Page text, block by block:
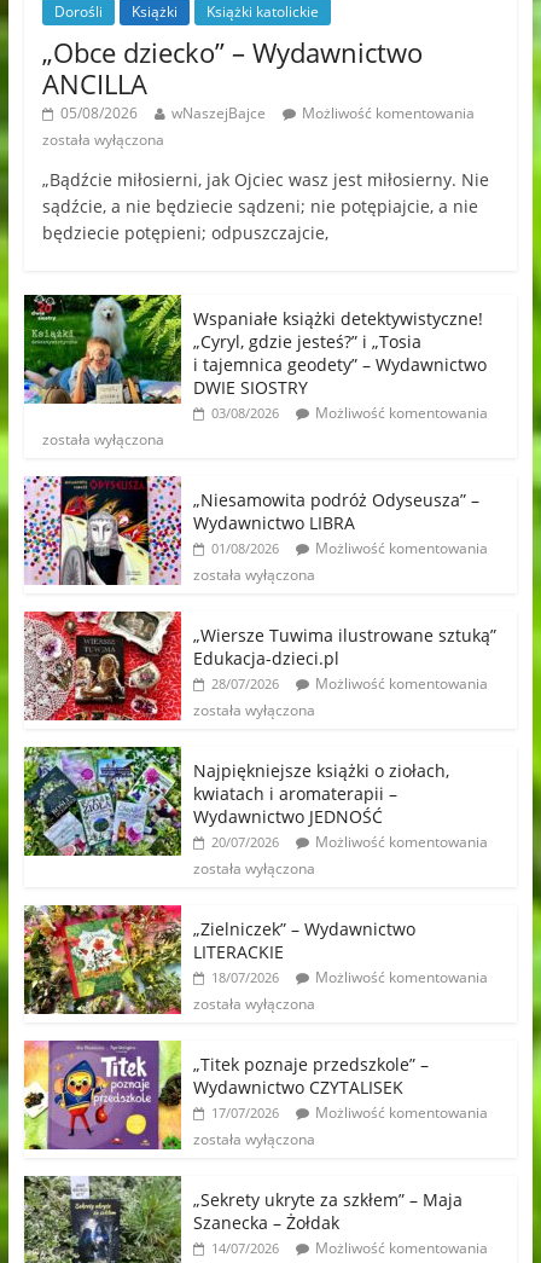
Dorośli Książki Książki katolickie
„Obce dziecko” – Wydawnictwo
ANCILLA
05/08/2026 wNaszejBajce
Możliwość komentowania
została wyłączona
„Bądźcie miłosierni, jak Ojciec wasz jest miłosierny. Nie
sądźcie, a nie będziecie sądzeni; nie potępiajcie, a nie
będziecie potępieni; odpuszczajcie,
Wspaniałe książki detektywistyczne!
„Cyryl, gdzie jesteś?” i „Tosia
i tajemnica geodety” – Wydawnictwo
DWIE SIOSTRY
03/08/2026
Możliwość komentowania
została wyłączona
„Niesamowita podróż Odyseusza” –
Wydawnictwo LIBRA
01/08/2026
Możliwość komentowania
została wyłączona
„Wiersze Tuwima ilustrowane sztuką”
Edukacja-dzieci.pl
28/07/2026
Możliwość komentowania
została wyłączona
Najpiękniejsze książki o ziołach,
kwiatach i aromaterapii –
Wydawnictwo JEDNOŚĆ
20/07/2026
Możliwość komentowania
została wyłączona
„Zielniczek” – Wydawnictwo
LITERACKIE
18/07/2026
Możliwość komentowania
została wyłączona
„Titek poznaje przedszkole” –
Wydawnictwo CZYTALISEK
17/07/2026
Możliwość komentowania
została wyłączona
„Sekrety ukryte za szkłem” – Maja
Szanecka – Żołdak
14/07/2026
Możliwość komentowania